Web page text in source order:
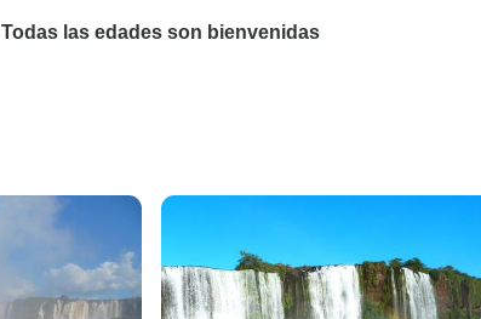
Todas las edades son bienvenidas